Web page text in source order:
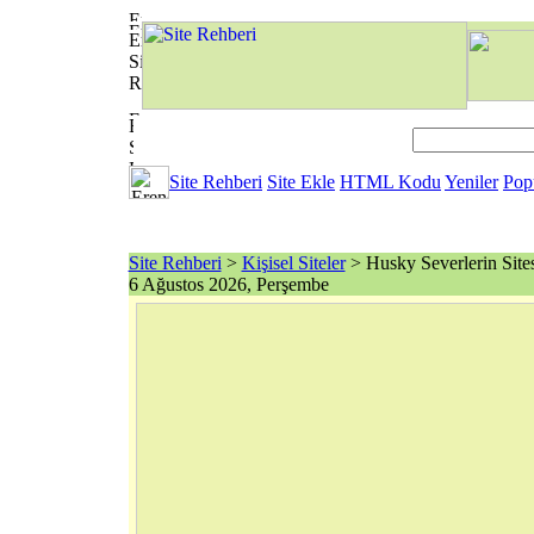
Site Rehberi Site Ekle HTML Kodu Yeniler
Site Rehberi > Kişisel Siteler> Husky Severlerin
6 Ağustos 2026, Perşembe